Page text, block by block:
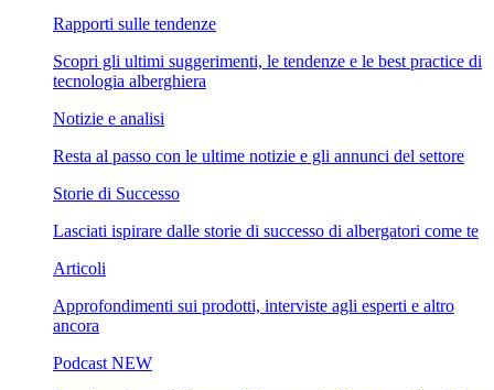
Rapporti sulle tendenze
Scopri gli ultimi suggerimenti, le tendenze e le best practice di
tecnologia alberghiera
Notizie e analisi
Resta al passo con le ultime notizie e gli annunci del settore
Storie di Successo
Lasciati ispirare dalle storie di successo di albergatori come te
Articoli
Approfondimenti sui prodotti, interviste agli esperti e altro
ancora
Podcast NEW